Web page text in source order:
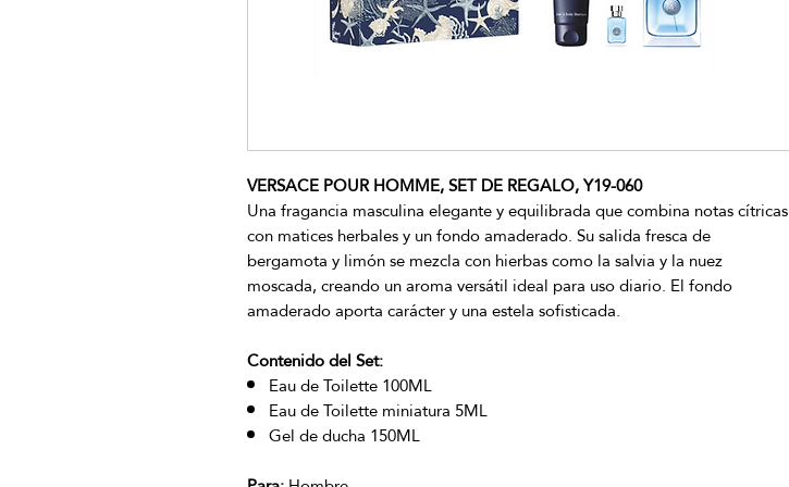
VERSACE POUR HOMME, SET DE REGALO, Y19-060
Una fragancia masculina elegante y equilibrada que combina notas cítricas
con matices herbales y un fondo amaderado. Su salida fresca de
bergamota y limón se mezcla con hierbas como la salvia y la nuez
moscada, creando un aroma versátil ideal para uso diario. El fondo
amaderado aporta carácter y una estela sofisticada.
Contenido del Set:
Eau de Toilette 100ML
Eau de Toilette miniatura 5ML
Gel de ducha 150ML